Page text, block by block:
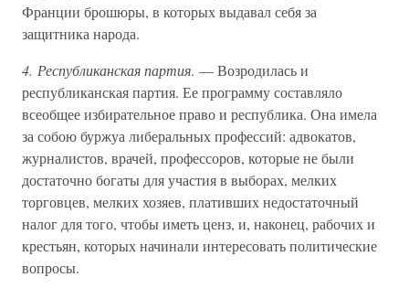
Франции брошюры, в которых выдавал себя за
защитника народа.
4. Республиканская партия. — Возродилась и
республиканская партия. Ее программу составляло
всеобщее избирательное право и республика. Она имела
за собою буржуа либеральных профессий: адвокатов,
журналистов, врачей, профессоров, которые не были
достаточно богаты для участия в выборах, мелких
торговцев, мелких хозяев, плативших недостаточный
налог для того, чтобы иметь ценз, и, наконец, рабочих и
крестьян, которых начинали интересовать политические
вопросы.